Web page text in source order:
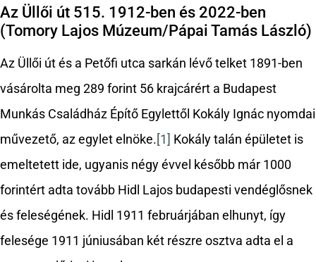
Az Üllői út 515. 1912-ben és 2022-ben
(Tomory Lajos Múzeum/Pápai Tamás László)
Az Üllői út és a Petőfi utca sarkán lévő telket 1891-ben
vásárolta meg 289 forint 56 krajcárért a Budapest
Munkás Családház Építő Egylettől Kokály Ignác nyomdai
művezető, az egylet elnöke. [1] Kokály talán épületet is
emeltetett ide, ugyanis négy évvel később már 1000
forintért adta tovább Hidl Lajos budapesti vendéglősnek
és feleségének. Hidl 1911 februárjában elhunyt, így
felesége 1911 júniusában két részre osztva adta el a